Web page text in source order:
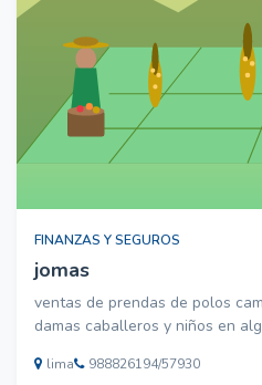
FINANZAS Y SEGUROS
jomas
ventas de prendas de polos
damas caballeros y niños en
lima 988826194/57930